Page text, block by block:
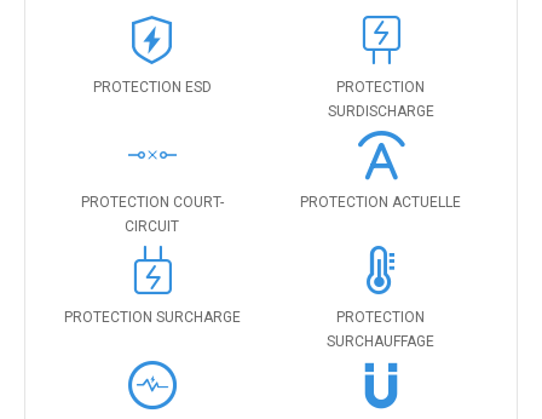
PROTECTION ESD
PROTECTION
SURDISCHARGE
PROTECTION COURT-
CIRCUIT
PROTECTION ACTUELLE
PROTECTION SURCHARGE
PROTECTION
SURCHAUFFAGE